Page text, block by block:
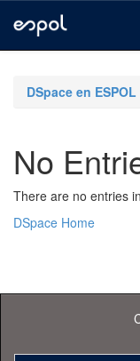
navigationDSpace en ESPOL
No
There are no entries
DSpace Home